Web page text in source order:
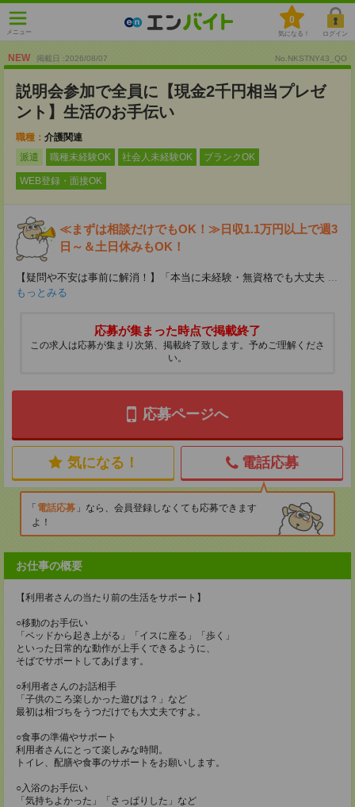
メニュー
0
気になる！ ログイン
NEW 掲載日 :2026/08/07 No.NKSTNY43_QO
説明会参加で全員に【現金2千円相当プレゼ
ント】生活のお手伝い
職種： 介護関連
派遣
職種未経験OK 社会人未経験OK ブランクOK
WEB登録・面接OK
≪まずは相談だけでもOK！≫日収1.1万円以上で週3
日～＆土日休みもOK！
【疑問や不安は事前に解消！】「本当に未経験・無資格でも大丈夫 ...
もっとみる
応募が集まった時点で掲載終了
この求人は応募が集まり次第、掲載終了致します。予めご理解くださ
い。
応募ページへ
気になる！ 電話応募
電話応募
なら、会員登録しなくても応募できます
よ！
お仕事の概要
【利用者さんの当たり前の生活をサポート】
○移動のお手伝い
「ベッドから起き上がる」「イスに座る」「歩く」
といった日常的な動作が上手くできるように、
そばでサポートしてあげます。
○利用者さんのお話相手
「子供のころ楽しかった遊びは？」など
最初は相づちをうつだけでも大丈夫ですよ。
○食事の準備やサポート
利用者さんにとって楽しみな時間。
トイレ、配膳や食事のサポートをお願いします。
○入浴のお手伝い
「気持ちよかった」「さっぱりした」など